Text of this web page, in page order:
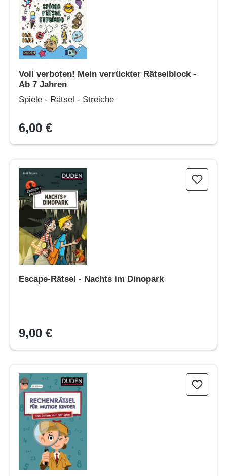
Voll verboten! Mein verrückter Rätselblock -
Ab 7 Jahren
Spiele - Rätsel - Streiche
6,00 €
Escape-Rätsel - Nachts im Dinopark
Escape-Rätsel - Nachts im Dinopark
9,00 €
Rechenrätsel für mutige Kinder - Den Zahlen auf der Spur - ab